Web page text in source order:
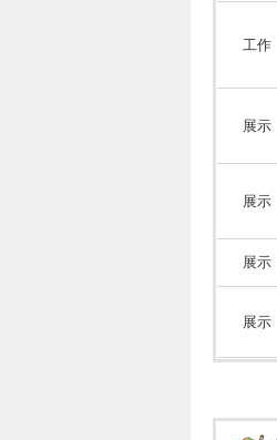
工作
展示
展示
展示
展示